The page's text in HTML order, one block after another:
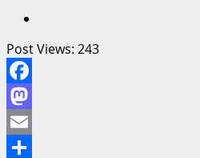
Post Views: 243
Facebook
Mastodon
Email